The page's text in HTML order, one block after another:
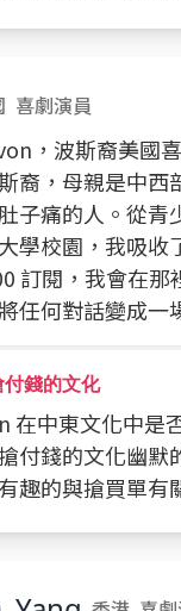
喜劇演員
，波斯裔美國
裔，母親是中西
子痛的人。從
學校園，我吸
訂閱，我會在
任何對話變成一
錢的文化
在中東文化中是
付錢的文化幽默
趣的與搶買單有